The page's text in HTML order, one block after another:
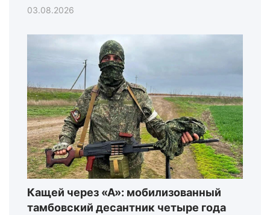
03.08.2026
Кащей через «А»: мобилизованный
тамбовский десантник четыре года